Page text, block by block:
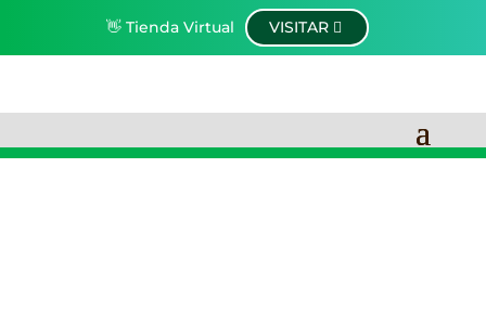
👋 Tienda Virtual VISITAR